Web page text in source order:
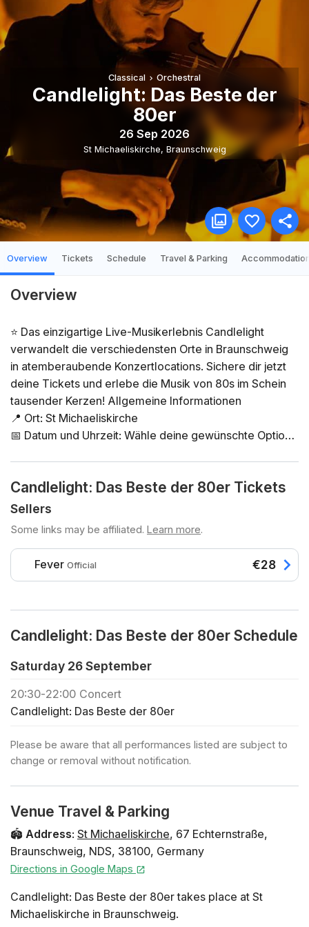
Classical Orchestral
Candlelight: Das Beste der
80er
26 Sep 2026
St Michaeliskirche, Braunschweig
Overview Tickets Schedule Travel & Parking
Overview
⭐ Das einzigartige Live-Musikerlebnis Candlelight
verwandelt die verschiedensten Orte in Braunschweig
in atemberaubende Konzertlocations. Sichere dir jetzt
deine Tickets und erlebe die Musik von 80s im Schein
tausender Kerzen! Allgemeine Informationen
📍 Ort: St Michaeliskirche
📅 Datum und Uhrzeit: Wähle deine gewünschte Option
Einlass ist 30 Minuten vor Beginn des Konzerts. Ein
verspäteter Einlass nach Konzertbeginn ist nicht
👤 Altersbeschränkung: Kein Zutritt unter 8 Jahren.
Zutritt unter 16 Jahren nur in Begleitung einer
erwachsenen Person
❓ Du kannst die FAQ zu diesem Event hier nachlesen
gebuchten Zone
🕯️ Wenn du ein privates Konzert buchen oder reguläre
Tickets für eine Großgruppe (+30 Personen) kaufen
möchtest, klicke hier
🎻 Entdecke alle Candlelight-Konzerte in Braunschweig
Geschenkgutschein zu kaufen, klicke hier Vorläufiges
Programm Don't Stop Believin' - Journey Eye of the
This) - Eurythmics Girls Just Want to Have Fun - Cyndi
Lauper Wake Me Up Before You Go-Go - Wham! Sweet
Child O' Mine - Guns N' Roses Africa - Toto Total
Eclipse of the Heart - Bonnie Tyler Livin' on a Prayer -
Streichquartett. 04.12.: Es spielt das Fiora
Streichquartett. 17.12.: Es spielt das InCello Veritas
Candlelight: Das Beste der 80er Tickets
Sellers
Some links may be affiliated. Learn more.
Fever Official €28
Candlelight: Das Beste der 80er Schedule
Saturday 26 September
20:30-22:00 Concert
Candlelight: Das Beste der 80er
Please be aware that all performances listed are subject to
change or removal without notification.
Venue Travel & Parking
🏟️ Address: St Michaeliskirche, 67 Echternstraße,
Braunschweig, NDS, 38100, Germany
Directions in Google Maps
Candlelight: Das Beste der 80er takes place at St
Michaeliskirche in Braunschweig.